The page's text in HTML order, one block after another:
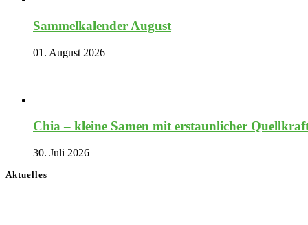
Sammelkalender August
01. August 2026
Chia – kleine Samen mit erstaunlicher
30. Juli 2026
Aktuelles